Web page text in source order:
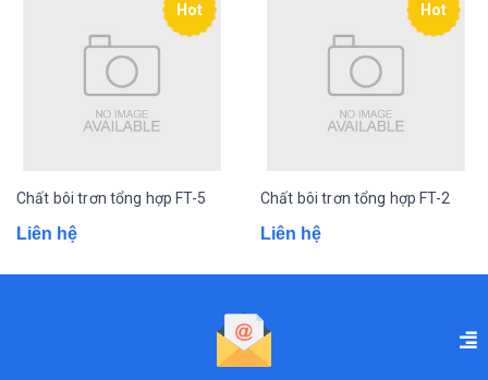
Hot
Chất bôi trơn tổng hợp FT-5
Liên hệ
Hot
Chất bôi trơn tổng hợp FT-2
Liên hệ